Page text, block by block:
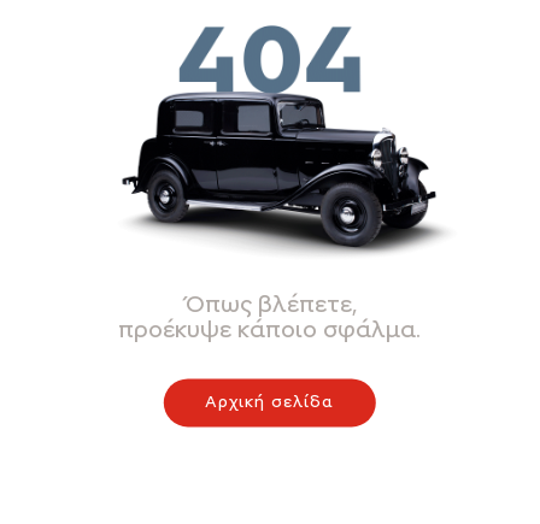
Όπως βλέπετε,
προέκυψε κάποιο σφάλμα.
Αρχική σελίδα